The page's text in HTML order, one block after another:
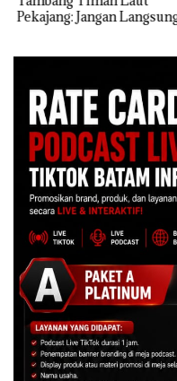
Pekajang: Jangan Langsung